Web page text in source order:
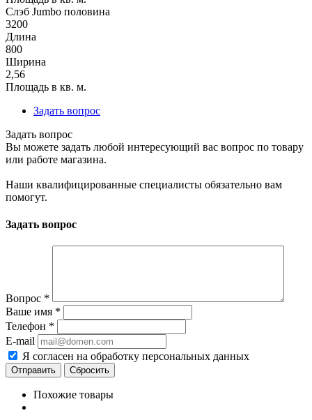
Слэб Jumbo половина
3200
Длина
800
Ширина
2,56
Площадь в кв. м.
Задать вопрос
Задать вопрос
Вы можете задать любой интересующий вас вопрос по товару
или работе магазина.
Наши квалифицированные специалисты обязательно вам
помогут.
Задать вопрос
Вопрос *
Ваше имя *
Телефон *
E-mail
Я согласен на обработку персональных данных
Сбросить
Похожие товары